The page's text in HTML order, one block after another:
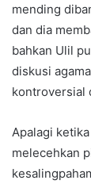
mending
dan dia
bahkan Ulil
diskusi
kontroversial
Apalagi
melecehkan